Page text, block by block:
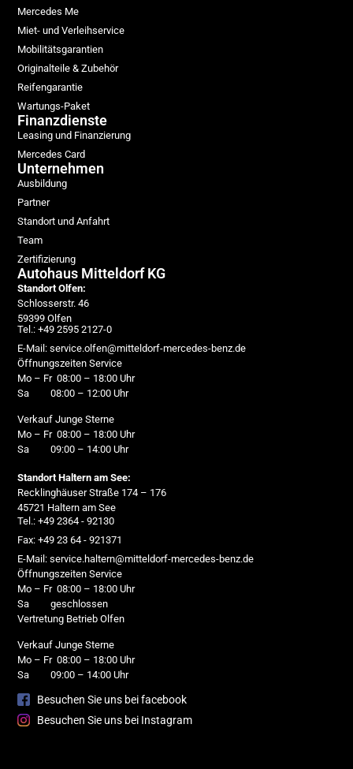
Mercedes Me
Miet- und Verleihservice
Mobilitätsgarantien
Originalteile & Zubehör
Reifengarantie
Wartungs-Paket
Finanzdienste
Leasing und Finanzierung
Mercedes Card
Unternehmen
Ausbildung
Partner
Standort und Anfahrt
Team
Zertifizierung
Autohaus Mitteldorf KG
Standort Olfen:
Schlosserstr. 46
59399 Olfen
Tel.: +49 2595 2127-0
E-Mail: service.olfen@mitteldorf-mercedes-benz.de
Öffnungszeiten Service
Mo – Fr 08:00 – 18:00 Uhr
Sa 08:00 – 12:00 Uhr
Verkauf Junge Sterne
Mo – Fr 08:00 – 18:00 Uhr
Sa 09:00 – 14:00 Uhr
Standort Haltern am See:
Recklinghäuser Straße 174 – 176
45721 Haltern am See
Tel.: +49 2364 - 92130
Fax: +49 23 64 - 921371
E-Mail: service.haltern@mitteldorf-mercedes-benz.de
Öffnungszeiten Service
Mo – Fr 08:00 – 18:00 Uhr
Sa geschlossen
Vertretung Betrieb Olfen
Verkauf Junge Sterne
Mo – Fr 08:00 – 18:00 Uhr
Sa 09:00 – 14:00 Uhr
Besuchen Sie uns bei facebook
Besuchen Sie uns bei Instagram